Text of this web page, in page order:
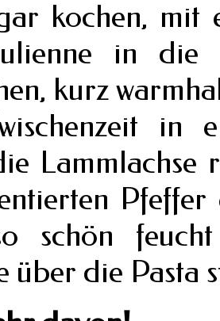
kochen, mit
in die
kurz
in
Lammlachse
schön
über die Pasta